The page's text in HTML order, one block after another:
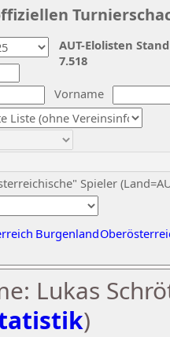
Vorname
Spieler
Burgenland
AUT-Elolisten
7.518
Lukas
)